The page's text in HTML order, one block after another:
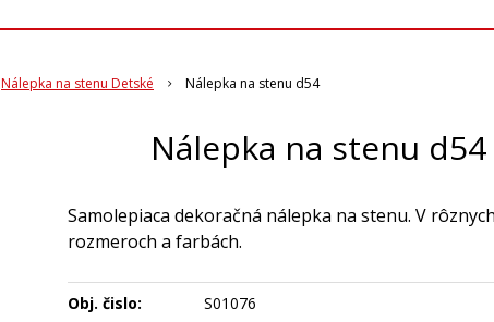
Nálepka na stenu Detské Nálepka na stenu d54
Nálepka na stenu d54
Samolepiaca dekoračná nálepka na stenu. V rôznych
rozmeroch a farbách.
Obj. čislo: S01076